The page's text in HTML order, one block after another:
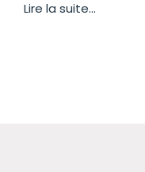
Lire la suite...